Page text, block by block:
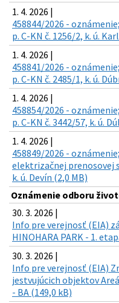
1. 4. 2026 |
458844/2026 -
p. C-KN č. 1256/2, k. ú.
1. 4. 2026 |
458841/2026 -
p. C-KN č. 2485/1, k. ú.
1. 4. 2026 |
458854/2026 -
p. C-KN č. 3442/57, k. ú.
1. 4. 2026 |
458849/2026 -
elektrizačnej prenosovej
k. ú. Devín (2,0 MB)
Oznámenie odboru
30. 3. 2026 |
Info pre verejnosť (EIA)
HINOHARA PARK - 1.
30. 3. 2026 |
Info pre verejnosť (EIA)
jestvujúcich objektov
- BA (149,0 kB)